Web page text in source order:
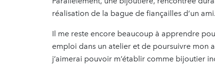
réalisation de la bague de fiançailles d’un ami.
Il me reste encore beaucoup à apprendre
emploi dans un atelier et de poursuivre mon
j’aimerai pouvoir m’établir comme bijoutier